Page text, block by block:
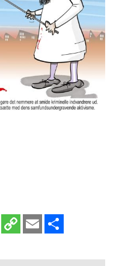
Reddit
Copy
Link
Email